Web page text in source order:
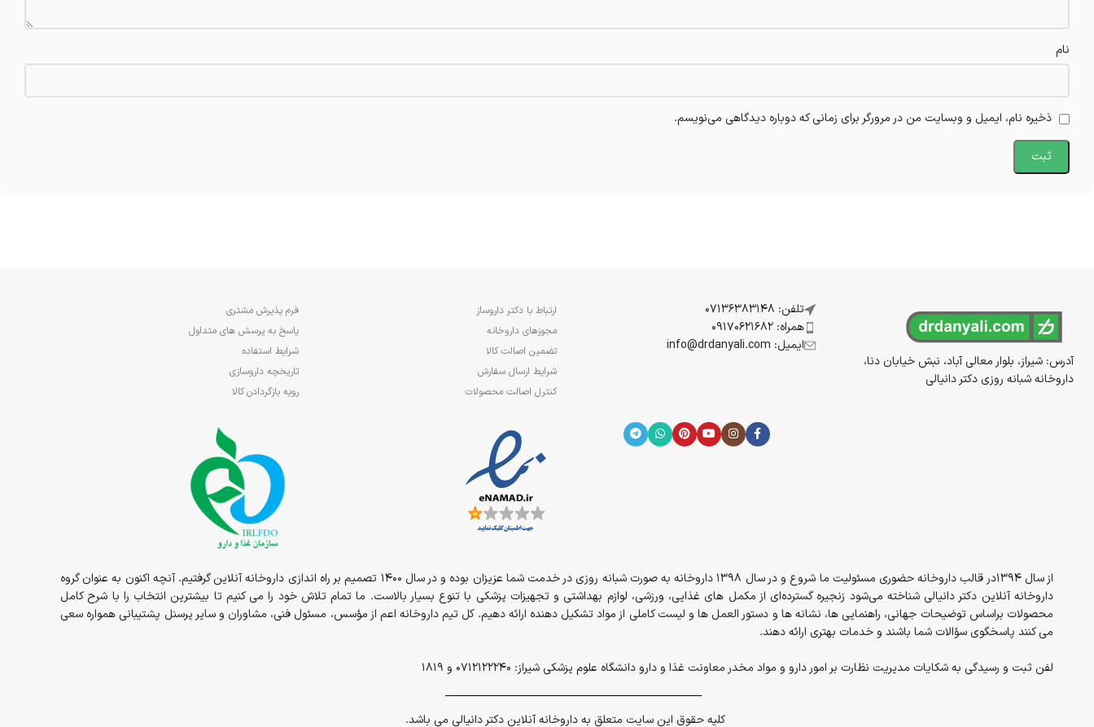
نام
ذخیره نام، ایمیل و وبسایت من در مرورگر برای زمانی که دوباره دیدگاهی می‌نویسم.
آدرس: شیراز، بلوار معالی آباد، نبش خیابان دنا،
داروخانه شبانه روزی دکتر دانیالی
تلفن: 07136383148
همراه: 09170621682
ایمیل: info@drdanyali.com
ارتباط با دکتر داروساز
مجوزهای داروخانه
تضمین اصالت کالا
شرایط ارسال سفارش
کنترل اصالت محصولات
فرم پذیرش مشتری
پاسخ به پرسش های متداول
شرایط استفاده
تاریخچه داروسازی
رویه بازگردادن کالا
از سال 1394در قالب داروخانه حضوری مسئولیت ما شروع و در سال 1398 داروخانه به صورت شبانه روزی در خدمت شما عزیزان بوده و در سال 1400 تصمیم بر راه اندازی داروخانه آنلاین گرفتیم. آنچه اکنون به عنوان گروه
داروخانه آنلاین دکتر دانیالی شناخته می‌شود زنجیره گسترده‌ای از مکمل های غذایی، ورزشی، لوازم بهداشتی و تجهیزات پزشکی با تنوع بسیار بالاست. ما تمام تلاش خود را می کنیم تا بیشترین انتخاب را با شرح کامل
محصولات براساس توضیحات جهانی، راهنمایی ها، نشانه ها و دستور العمل ها و لیست کاملی از مواد تشکیل دهنده ارائه دهیم. کل تیم داروخانه اعم از مؤسس، مسئول فنی، مشاوران و سایر پرسنل پشتیبانی همواره سعی
می کنند پاسخگوی سؤالات شما باشند و خدمات بهتری ارائه دهند.
لفن ثبت و رسیدگی به شکایات مدیریت نظارت بر امور دارو و مواد مخدر معاونت غذا و دارو دانشگاه علوم پزشکی شیراز: 0712122240 و 1819
کلیه حقوق این سایت متعلق به داروخانه آنلاین دکتر دانیالی می باشد.